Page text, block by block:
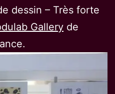
dessin – Très forte
Gallery de